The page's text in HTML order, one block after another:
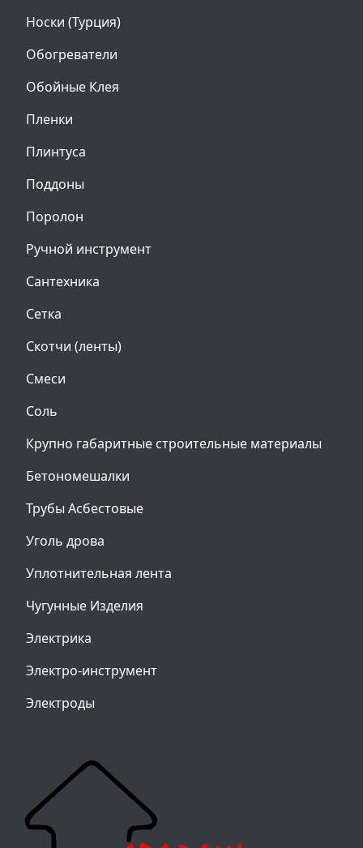
Носки (Турция)
Обогреватели
Обойные Клея
Пленки
Плинтуса
Поддоны
Поролон
Ручной инструмент
Сантехника
Сетка
Скотчи (ленты)
Смеси
Соль
Крупно габаритные строительные материалы
Бетономешалки
Трубы Асбестовые
Уголь дрова
Уплотнительная лента
Чугунные Изделия
Электрика
Электро-инструмент
Электроды